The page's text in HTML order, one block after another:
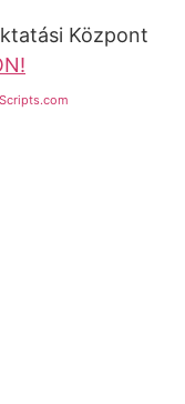
Központ